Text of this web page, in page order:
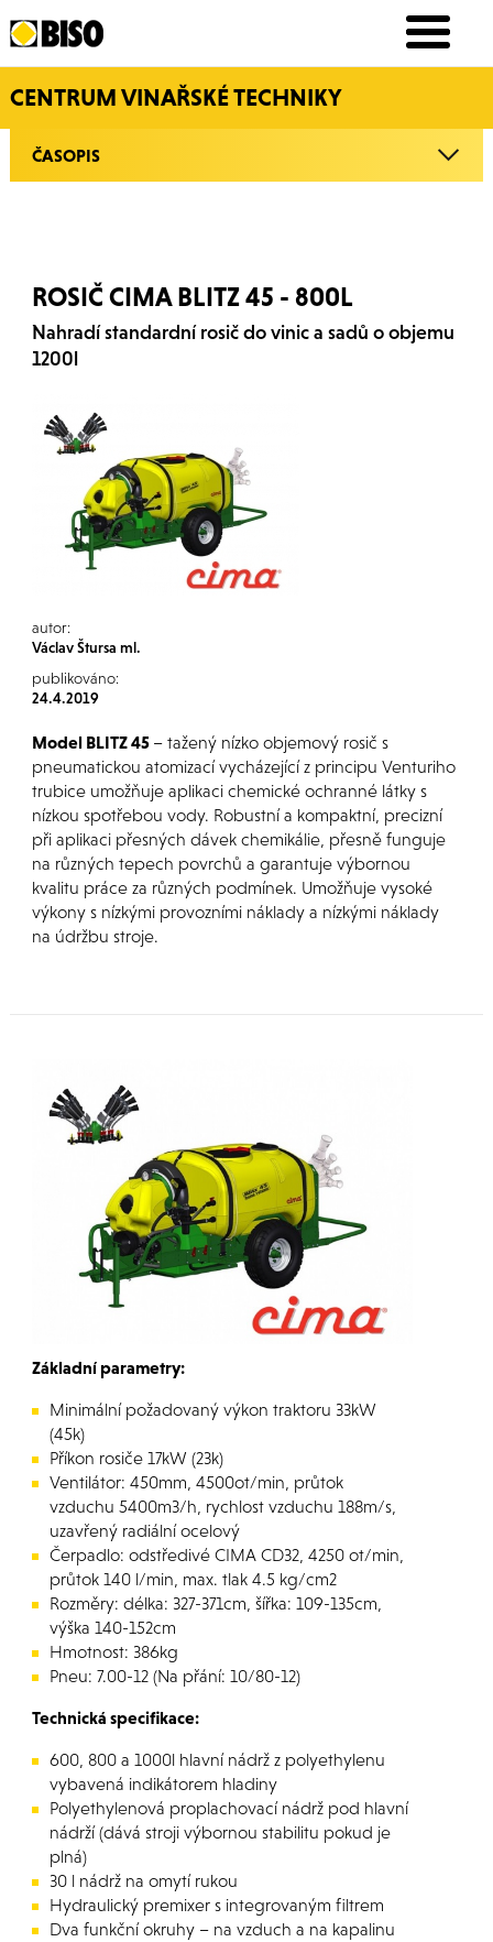
CENTRUM VINAŘSKÉ TECHNIKY
ČASOPIS
ROSIČ CIMA BLITZ 45 - 800L
Nahradí standardní rosič do vinic a sadů o objemu
1200l
autor:
Václav Štursa ml.
publikováno:
24.4.2019
Model BLITZ 45 – tažený nízko objemový rosič s
pneumatickou atomizací vycházející z principu Venturiho
trubice umožňuje aplikaci chemické ochranné látky s
nízkou spotřebou vody. Robustní a kompaktní, precizní
při aplikaci přesných dávek chemikálie, přesně funguje
na různých tepech povrchů a garantuje výbornou
kvalitu práce za různých podmínek. Umožňuje vysoké
výkony s nízkými provozními náklady a nízkými náklady
na údržbu stroje.
Základní parametry:
Minimální požadovaný výkon traktoru 33kW
(45k)
Příkon rosiče 17kW (23k)
Ventilátor: 450mm, 4500ot/min, průtok
vzduchu 5400m3/h, rychlost vzduchu 188m/s,
uzavřený radiální ocelový
Čerpadlo: odstředivé CIMA CD32, 4250 ot/min,
průtok 140 l/min, max. tlak 4.5 kg/cm2
Rozměry: délka: 327-371cm, šířka: 109-135cm,
výška 140-152cm
Hmotnost: 386kg
Pneu: 7.00-12 (Na přání: 10/80-12)
Technická specifikace:
600, 800 a 1000l hlavní nádrž z polyethylenu
vybavená indikátorem hladiny
Polyethylenová proplachovací nádrž pod hlavní
nádrží (dává stroji výbornou stabilitu pokud je
plná)
30 l nádrž na omytí rukou
Hydraulický premixer s integrovaným filtrem
Dva funkční okruhy – na vzduch a na kapalinu